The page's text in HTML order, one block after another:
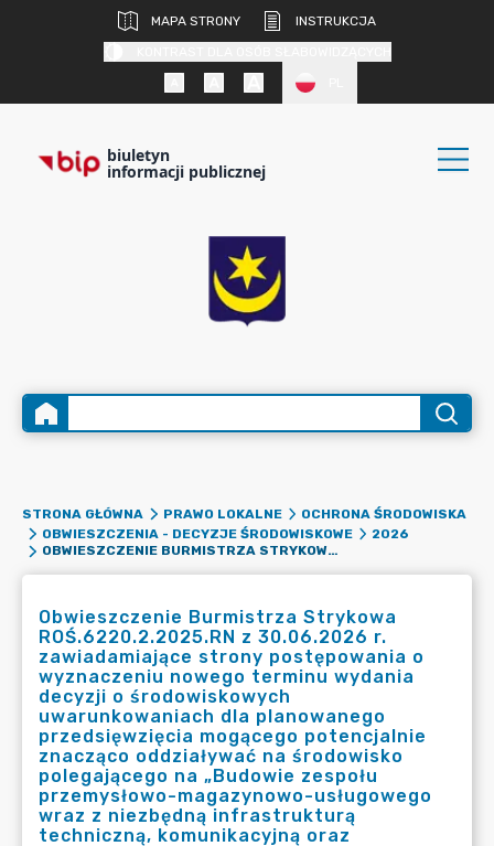
MAPA STRONY
INSTRUKCJA
biuletyn
informacji publicznej
STRONA GŁÓWNA PRAWO LOKALNE
OCHRONA ŚRODOWISKA
OBWIESZCZENIA - DECYZJE ŚRODOWISKOWE
2026
OBWIESZCZENIE BURMISTRZA STRYKOWA ROŚ.6220.2.2025.RN Z 30.06.2026 R. ZAWIADAMIAJĄCE STRONY POSTĘPOWANIA O WYZNACZENIU NOWEGO TERMINU WYDANIA DECYZJI O ŚRODOWISKOWYCH UWARUNKOWANIACH DLA PLANOWANEGO PRZEDSIĘWZIĘCIA MOGĄCEGO POTENCJALNIE ZNACZĄCO ODDZIAŁYWAĆ NA ŚRODOWISKO POLEGAJĄCEGO NA „BUDOWIE ZESPOŁU PRZEMYSŁOWO-MAGAZYNOWO-USŁUGOWEGO WRAZ Z NIEZBĘDNĄ INFRASTRUKTURĄ TECHNICZNĄ, KOMUNIKACYJNĄ ORAZ SEGMENTAMI BIUROWO-SOCJALNYMI NA TERENIE DZIAŁEK 425, 426/2, 107, 99, 100, 101, 102, 103, 104, 105, 110, 108, 109, 111, 112/2, 112/1 OBRĘB KIEŁMINA, GMINA STRYKÓW, POWIAT ZGIERSKI, WOJEWÓDZTWO ŁÓDZKIE”
Obwieszczenie Burmistrza Strykowa
ROŚ.6220.2.2025.RN z 30.06.2026 r.
zawiadamiające strony postępowania o
wyznaczeniu nowego terminu wydania
decyzji o środowiskowych
uwarunkowaniach dla planowanego
przedsięwzięcia mogącego potencjalnie
znacząco oddziaływać na środowisko
polegającego na „Budowie zespołu
przemysłowo-magazynowo-usługowego
wraz z niezbędną infrastrukturą
techniczną, komunikacyjną oraz